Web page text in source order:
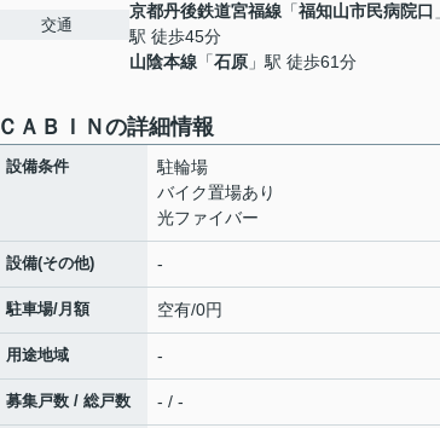
交通
京都丹後鉄道宮福線 「福知山市民病院口
駅 徒歩45分
山陰本線 「石原 」駅 徒歩61分
ＣＡＢＩＮの詳細情報
設備条件
駐輪場
バイク置場あり
光ファイバー
設備(その他) -
駐車場/月額 空有/0円
用途地域 -
募集戸数 / 総戸数 - / -